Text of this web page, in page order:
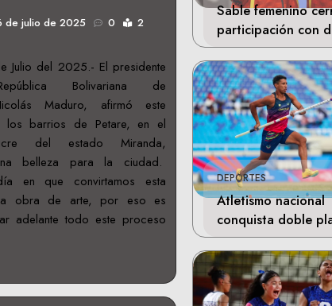
Sable femenino
participación con
bronce en Santo
DEPORTES
Atletismo nacional
conquista doble
Santo Domingo
de julio de 2025 0
2
Julio del 2025.- El presidente
Bolivariana de
Maduro, afirmó este
los barrios de Petare, en el
del estado Miranda,
belleza para la ciudad.
en que convirtamos esta
obra de arte, por eso es
adelante todo este proceso